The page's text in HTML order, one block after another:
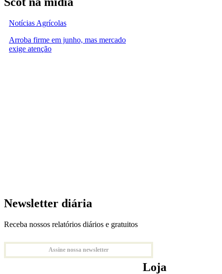
Notícias Agrícolas
Arroba firme em junho, mas mercado
exige atenção
Newsletter diária
Receba nossos relatórios diários e gratuitos
Assine nossa newsletter
Loja